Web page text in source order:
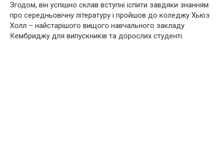
Згодом, він успішно склав вступні іспити завдяки знанням
про середньовічну літературу і пройшов до коледжу Хьюз
Холл – найстарішого вищого навчального закладу
Кембриджу для випускників та дорослих студенті.